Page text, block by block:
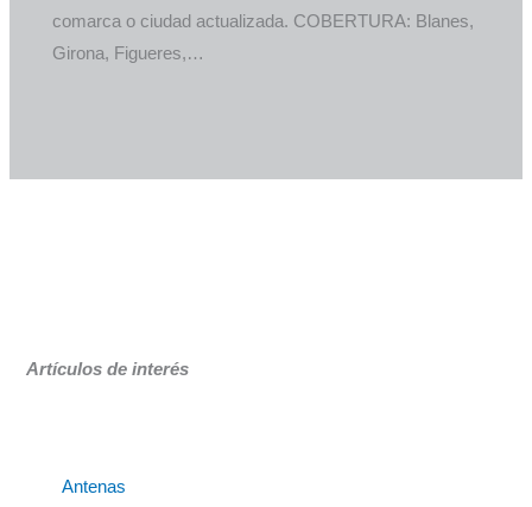
comarca o ciudad actualizada. COBERTURA: Blanes,
Girona, Figueres,…
Artículos de interés
Antenas